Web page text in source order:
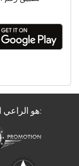
TruckScout24.ma هو الراعي الرسمي لـ: